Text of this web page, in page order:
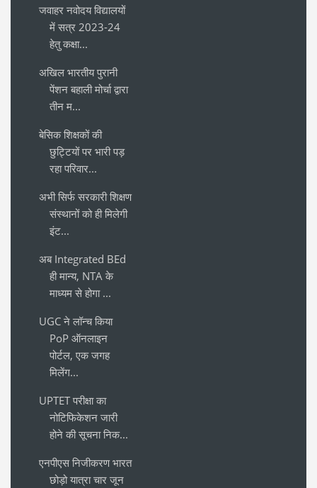
जवाहर नवोदय विद्यालयों
में सत्र 2023-24
हेतु कक्षा...
अखिल भारतीय पुरानी
पेंशन बहाली मोर्चा द्वारा
तीन म...
बेसिक शिक्षकों की
छुट्टियों पर भारी पड़
रहा परिवार...
अभी सिर्फ सरकारी शिक्षण
संस्थानों को ही मिलेगी
इंट...
अब Integrated BEd
ही मान्य, NTA के
माध्यम से होगा ...
UGC ने लॉन्च किया
PoP ऑनलाइन
पोर्टल, एक जगह
मिलेंग...
UPTET परीक्षा का
नोटिफिकेशन जारी
होने की सूचना निक...
एनपीएस निजीकरण भारत
छोड़ो यात्रा चार जून